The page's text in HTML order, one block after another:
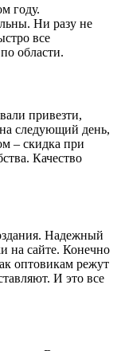
году.
Ни разу не
все
области.
привезти,
следующий день,
– скидка при
Качество
Надежный
на сайте. Конечно
оптовикам режут
И это все